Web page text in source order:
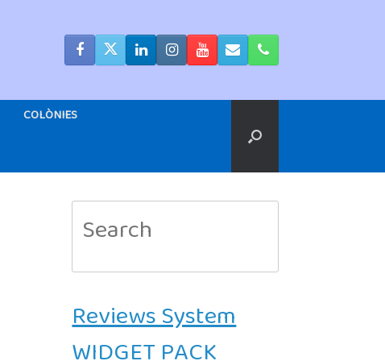
COLÒNIES
Search
for:
Reviews System